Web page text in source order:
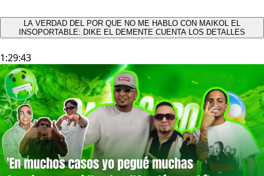
LA VERDAD DEL POR QUE NO ME HABLO CON MAIKOL EL
INSOPORTABLE: DIKE EL DEMENTE CUENTA LOS DETALLES
1:29:43